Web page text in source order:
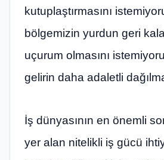
kutuplaştırmasını
bölgemizin yurdun geri
uçurum olmasını
gelirin daha adaletli
İş dünyasının en önemli
yer alan nitelikli iş gücü